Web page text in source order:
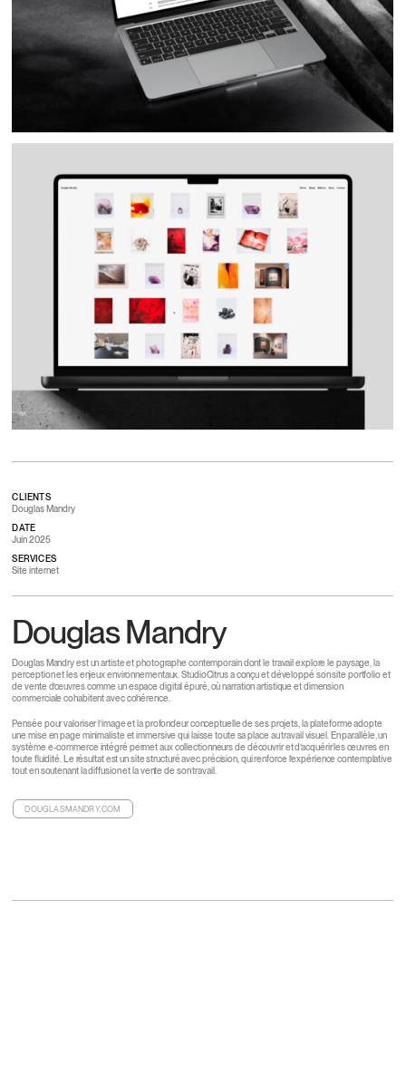
CLIENTS
Douglas Mandry
DATE
Juin 2025
SERVICES
Site internet
Douglas Mandry
Douglas Mandry est un artiste et photographe contemporain dont le travail explore le paysage, la
perception et les enjeux environnementaux. StudioCitrus a conçu et développé son site portfolio et
de vente d’œuvres comme un espace digital épuré, où narration artistique et dimension
commerciale cohabitent avec cohérence.
Pensée pour valoriser l’image et la profondeur conceptuelle de ses projets, la plateforme adopte
une mise en page minimaliste et immersive qui laisse toute sa place au travail visuel. En parallèle, un
système e-commerce intégré permet aux collectionneurs de découvrir et d’acquérir les œuvres en
toute fluidité. Le résultat est un site structuré avec précision, qui renforce l’expérience contemplative
tout en soutenant la diffusion et la vente de son travail.
DOUGLASMANDRY.COM